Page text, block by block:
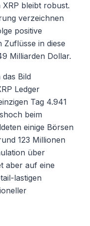
XRP bleibt robust.
verzeichnen
positive
Zuflüsse in diese
Milliarden Dollar.
Bild
Ledger
Tag 4.941
beim
einige Börsen
123 Millionen
über
aber auf eine
lastigen